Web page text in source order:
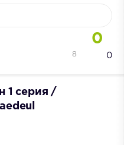
0
0
8
1 серия /